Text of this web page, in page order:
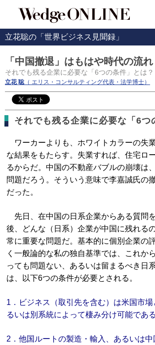
立花聡の「世界ビジネス見聞録」
「中国撤退」はもはや時代の流れ
それでも残る企業に必要な「6つの条件」とは？
立花 聡 （ エリス・コンサルティング代表・法学博士）
それでも残る企業に必要な「6つ
ワーカーよりも、ホワイトカラーの失
な結果をもたらす。失業すれば、住宅ロ
るからだ。中国の不動産バブルの崩壊は
問題だろう。そういう意味で李嘉誠氏の
だった。
先日、在中国の日系企業からある質問
後、どんな（日系）企業が中国に残れる
常に重要な問題だ。基本的に個別企業の
く一般論的な私の独自基準では、これか
っても問題ない、あるいは留まるべき日
は、以下6つの条件が必要とされる。
1．ビジネス（取引先を含む）は米国市
るいは別系統によって棲み分け可能である
2．他国ルートの製造・輸入、あるいは